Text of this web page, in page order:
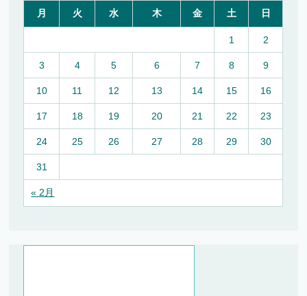
月
火 水 木 金 土 日
« 2月
1 2
3 4 5 6 7 8 9
10 11 12 13 14 15 16
17 18 19 20 21 22 23
24 25 26 27 28 29 30
31